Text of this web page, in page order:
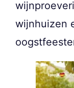
wijnhuizen